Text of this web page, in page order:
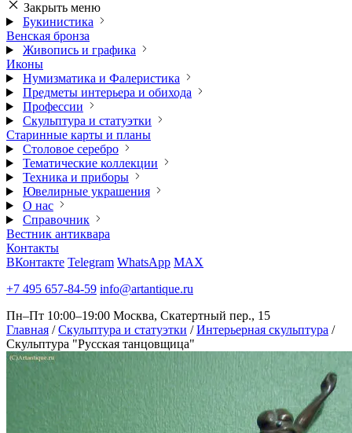
Закрыть меню
Букинистика
Венская бронза
Живопись и графика
Иконы
Нумизматика и Фалеристика
Предметы интерьера и обихода
Профессии
Скульптура и статуэтки
Старинные карты и планы
Столовое серебро
Тематические коллекции
Техника и приборы
Ювелирные украшения
О нас
Справочник
Вестник антиквара
Контакты
ВКонтакте Telegram WhatsApp MAX
+7 495 657-84-59 info@artantique.ru
Пн–Пт 10:00–19:00 Москва, Скатертный пер., 15
Главная / Скульптура и статуэтки / Интерьерная скульптура /
Скульптура "Русская танцовщица"